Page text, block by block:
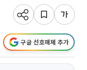
구글 선호매체 추가